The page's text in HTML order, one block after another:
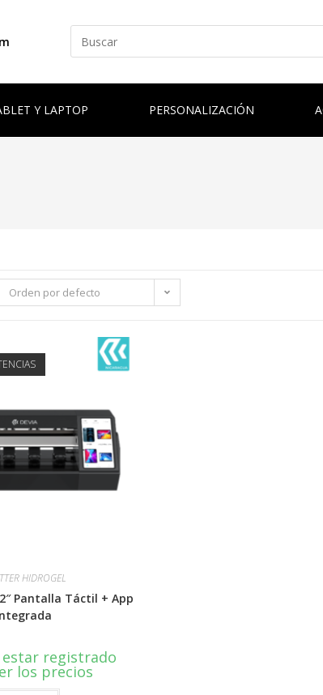
Y LAPTOP PERSONALIZACIÓN
Orden por defecto
HIDROGEL
Pantalla Táctil + App
estar registrado
los precios